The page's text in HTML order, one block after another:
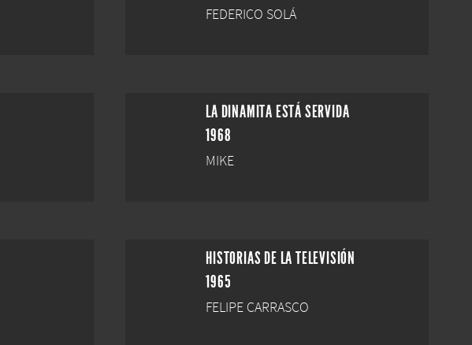
FEDERICO SOLÁ
LA DINAMITA ESTÁ SERVIDA
1968
MIKE
HISTORIAS DE LA TELEVISIÓN
1965
FELIPE CARRASCO